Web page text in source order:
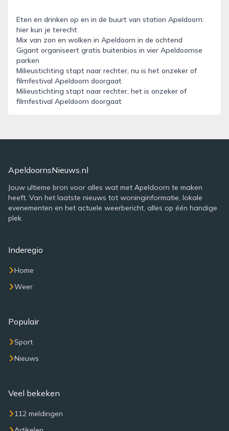
Eten en drinken op en in de buurt van station Apeldoorn:
hier kun je terecht
Mix van zon en wolken in Apeldoorn in de ochtend
Gigant organiseert gratis buitenbios in vier Apeldoornse
parken
Milieustichting stapt naar rechter, nu is het onzeker of
filmfestival Apeldoorn doorgaat
Milieustichting stapt naar rechter, het is onzeker of
filmfestival Apeldoorn doorgaat
ApeldoornsNieuws.nl
Jouw ultieme bron voor alles wat met Apeldoorn te maken
heeft. Van het laatste nieuws tot woninginformatie, lokale
evenementen en het actuele weerbericht, alles op één handige
plek.
Inderegio
Home
Weer
Populair
Sport
Nieuws
Veel bekeken
112 meldingen